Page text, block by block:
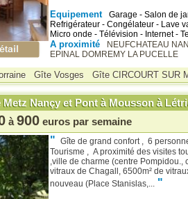
Equipement
Garage - Salon de
Refrigérateur - Congélateur - Lave
Micro onde - Télévision - Internet -
A proximité NEUFCHATEAU
EPINAL DOMREMY LA PUCELLE
Gîte Vosges Gîte CIRCOURT SUR
Metz Nançy et Pont à Mousson à
à 900 euros par semaine
" Gîte de grand confort , 6
Tourisme , A proximité des visites
,ville de charme (centre Pompidou.,
vitraux de Chagall, 6500m² de
nouveau (Place Stanislas,... "